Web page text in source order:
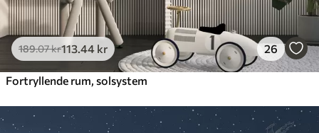
189.07kr113.44 kr 26
Fortryllende rum, solsystem